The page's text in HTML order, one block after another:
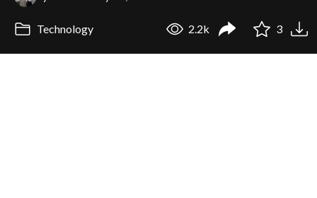
Technology 2.2k 3